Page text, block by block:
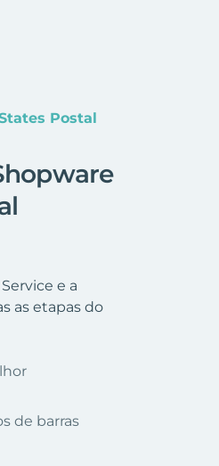
Postal
e a
as etapas do
de barras